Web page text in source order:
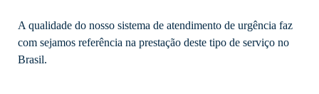
A qualidade do nosso sistema de atendimento de urgência faz
com sejamos referência na prestação deste tipo de serviço no
Brasil.